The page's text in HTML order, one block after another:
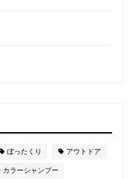
ぼったくり アウトドア
カラーシャンプー